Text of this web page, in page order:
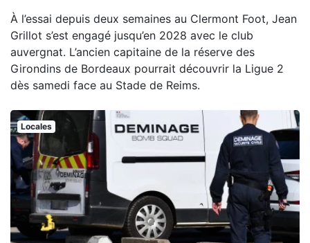
À l’essai depuis deux semaines au Clermont Foot, Jean
Grillot s’est engagé jusqu’en 2028 avec le club
auvergnat. L’ancien capitaine de la réserve des
Girondins de Bordeaux pourrait découvrir la Ligue 2
dès samedi face au Stade de Reims.
Locales